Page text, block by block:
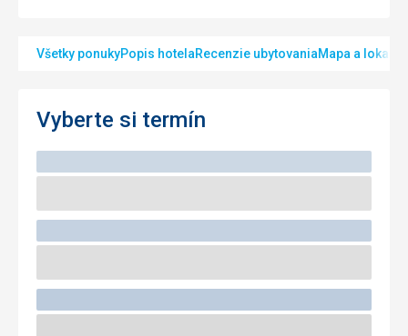
Všetky ponukyPopis hotelaRecenzie ubytovaniaMapa a lokalita
Vyberte si termín